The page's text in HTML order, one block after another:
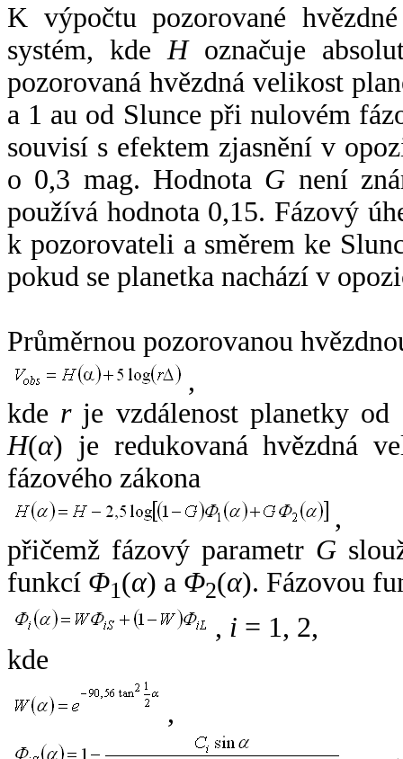
K výpočtu pozorované
systém, kde Hoznačuje
pozorovaná hvězdná velikost
a 1 au od Slunce při nulovém
souvisí s efektem zjasnění v
o 0,3 mag. Hodnota G není
používá hodnota 0,15. Fázový
k pozorovateli a směrem ke
pokud se planetka nachází v
Průměrnou pozorovanou
,
kde rje vzdálenost planetky od
H(α) je redukovaná hvězdná
fázového zákona
,
přičemž fázový parametr G
funkcí Φ1(α) a Φ2(α). Fázovou
, i = 1, 2,
kde
,